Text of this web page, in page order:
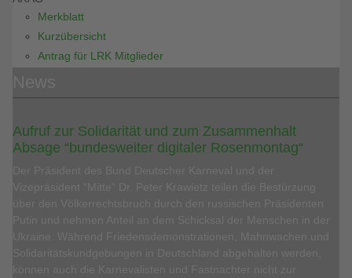
Merkblatt
Kurzübersicht
Antrag für LRK Mitglieder
Aufruf zur Solidarität und zum Zusammenhalt
Absage “bundesweiter digitaler Rosenmontag“